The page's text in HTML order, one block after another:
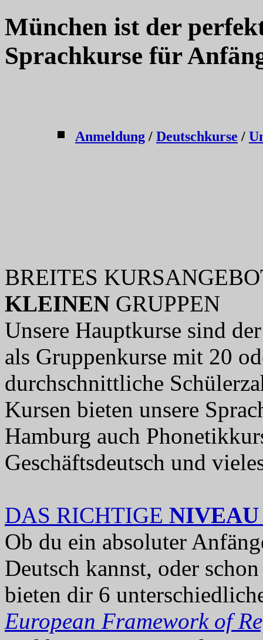
München ist der
Sprachkurse für
Anmeldung / Deutschkurse /
BREITES
KLEINEN GRUPPEN
Unsere Hauptkurse sind
als Gruppenkurse mit 20
durchschnittliche
Kursen bieten unsere
Hamburg auch
Geschäftsdeutsch und
DAS RICHTIGE NIVEAU
Ob du ein absoluter
Deutsch kannst, oder
bieten dir 6
European Framework of